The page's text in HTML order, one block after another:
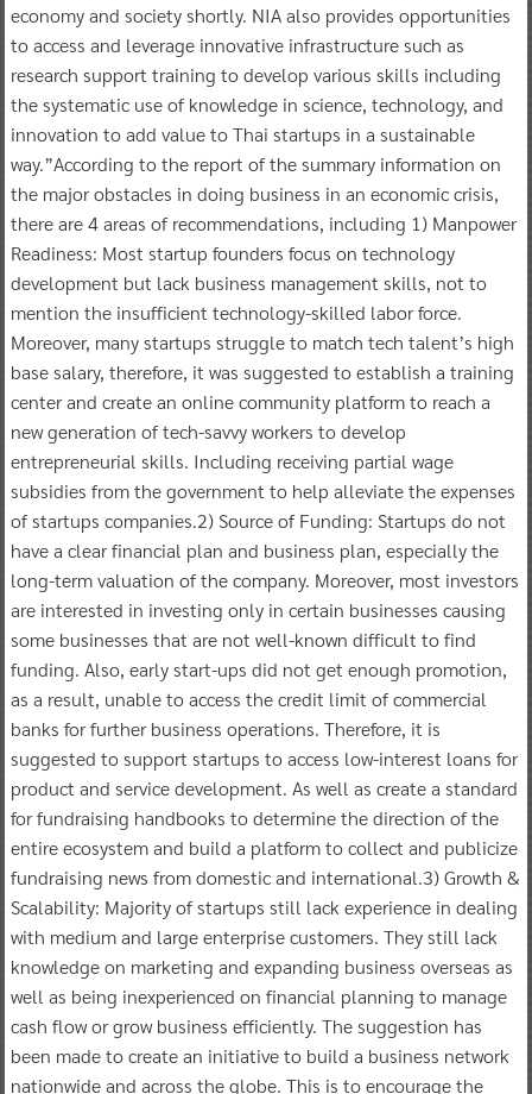
economy and society shortly. NIA also provides opportunities
to access and leverage innovative infrastructure such as
research support training to develop various skills including
the systematic use of knowledge in science, technology, and
innovation to add value to Thai startups in a sustainable
way.”According to the report of the summary information on
the major obstacles in doing business in an economic crisis,
there are 4 areas of recommendations, including 1) Manpower
Readiness: Most startup founders focus on technology
development but lack business management skills, not to
mention the insufficient technology-skilled labor force.
Moreover, many startups struggle to match tech talent’s high
base salary, therefore, it was suggested to establish a training
center and create an online community platform to reach a
new generation of tech-savvy workers to develop
entrepreneurial skills. Including receiving partial wage
subsidies from the government to help alleviate the expenses
of startups companies.2) Source of Funding: Startups do not
have a clear financial plan and business plan, especially the
long-term valuation of the company. Moreover, most investors
are interested in investing only in certain businesses causing
some businesses that are not well-known difficult to find
funding. Also, early start-ups did not get enough promotion,
as a result, unable to access the credit limit of commercial
banks for further business operations. Therefore, it is
suggested to support startups to access low-interest loans for
product and service development. As well as create a standard
for fundraising handbooks to determine the direction of the
entire ecosystem and build a platform to collect and publicize
fundraising news from domestic and international.3) Growth &
Scalability: Majority of startups still lack experience in dealing
with medium and large enterprise customers. They still lack
knowledge on marketing and expanding business overseas as
well as being inexperienced on financial planning to manage
cash flow or grow business efficiently. The suggestion has
been made to create an initiative to build a business network
nationwide and across the globe. This is to encourage the